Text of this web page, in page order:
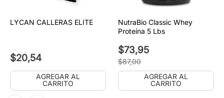
LYCAN CALLERAS ELITE
$20,54
AGREGAR AL
CARRITO
NutraBio Classic Whey
Proteína 5 Lbs
$73,95
$87,00
AGREGAR AL
CARRITO